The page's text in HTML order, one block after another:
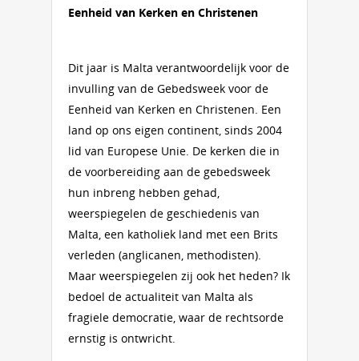
Eenheid van Kerken en Christenen
Dit jaar is Malta verantwoordelijk voor de
invulling van de Gebedsweek voor de
Eenheid van Kerken en Christenen. Een
land op ons eigen continent, sinds 2004
lid van Europese Unie. De kerken die in
de voorbereiding aan de gebedsweek
hun inbreng hebben gehad,
weerspiegelen de geschiedenis van
Malta, een katholiek land met een Brits
verleden (anglicanen, methodisten).
Maar weerspiegelen zij ook het heden? Ik
bedoel de actualiteit van Malta als
fragiele democratie, waar de rechtsorde
ernstig is ontwricht.